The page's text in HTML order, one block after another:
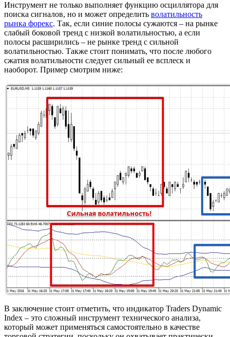
Инструмент не только выполняет функцию осциллятора для
поиска сигналов, но и может определить волатильность
рынка форекс. Так, если синие полосы сужаются – на рынке
слабый боковой тренд с низкой волатильностью, а если
полосы расширились – не рынке тренд с сильной
волатильностью. Также стоит понимать, что после любого
сжатия волатильности следует сильный ее всплеск и
наоборот. Пример смотрим ниже:
В заключение стоит отметить, что индикатор Traders Dynamic
Index – это сложный инструмент технического анализа,
который может применяться самостоятельно в качестве